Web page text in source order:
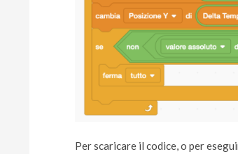
Per scaricare il codice, o per